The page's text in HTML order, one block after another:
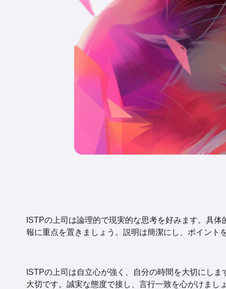
ISTPの上司は論理的で現実的な思考を好みます。具
報に重点を置きましょう。説明は簡潔にし、ポイント
ISTPの上司は自立心が強く、自分の時間を大切にし
大切です。誠実な態度で接し、言行一致を心がけまし